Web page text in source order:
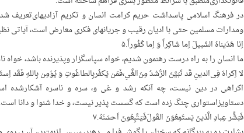
در فرهنگ‌ اسلامی‌ پاسداشت‌ حریم‌ کرامت‌ انسان‌ و تکریم‌ آزادیهای‌تعریف‌
ومدارات‌ مسلمین‌ حتی‌ با ادیان‌ رقیب‌ و جریانهای‌ فکری‌ معارض‌ است، آیاتی‌
اِنا هَدَیناهُ‌ السَّبیلَ‌ اِما شاکِراً‌ وَ‌ اِما کَفُوراً.۵
ما انسان‌ را به‌ راه‌ درست‌ رهنمون‌ شدیم، خواه‌ سپاسگزار وپذیرنده‌ باشد، خواه‌
لا‌ اِکراهَ‌ فِی‌الدینِ‌ قَد‌ تَبَیَّنَ‌ الرُّشدُ‌ مِنَ‌الغَّیِ،فَمَن‌ یَکفُربِالطاغُوتِ‌ وَ‌ یُؤمِن‌ بِاللهِ‌ فَقَد‌
اکراهی‌ در دین‌ نیست، چه‌ آنکه‌ رشد و غی‌ و، سره‌ و ناسره‌ آشکارشده‌
دستاویزاستواری‌ چنگ‌ زده‌ است‌ که‌ گسست‌ پذیر نیست، و خدا شنوا و دانا است.
فَبَشٍّر‌ عِبادِ‌ الَّذینَ‌ یَستَمِعُوَنَ‌ القَولَ‌فَیَتَّبِعُونَ‌ اَحسَنَهُ.۷